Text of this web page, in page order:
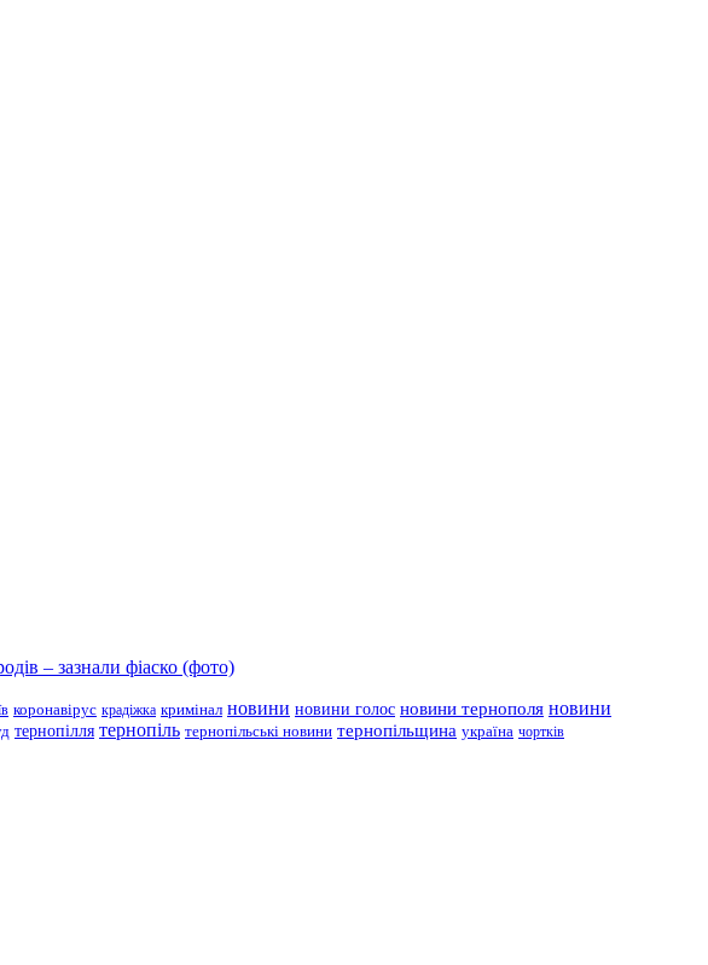
– зазнали фіаско (фото)
коронавірус крадіжка кримінал новини новини голос новини тернополя новини
тернопілля тернопіль тернопільські новини тернопільщина україна чортків